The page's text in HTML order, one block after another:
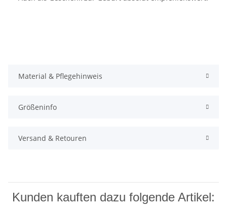
Material & Pflegehinweis
Größeninfo
Versand & Retouren
Kunden kauften dazu folgende Artikel: